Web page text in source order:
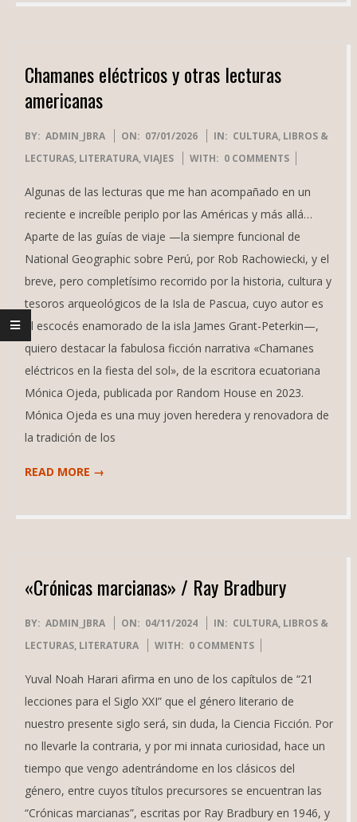
Chamanes eléctricos y otras lecturas
americanas
2026-
01-
BY: ADMIN_JBRA ON: 07/01/2026 IN: CULTURA, LIBROS &
LECTURAS, LITERATURA,VIAJES WITH: 0 COMMENTS
Algunas de las lecturas que me han acompañado en un
reciente e increíble periplo por las Américas y más allá…
Aparte de las guías de viaje —la siempre funcional de
National Geographic sobre Perú, por Rob Rachowiecki, y el
breve, pero completísimo recorrido por la historia, cultura y
tesoros arqueológicos de la Isla de Pascua, cuyo autor es
el escocés enamorado de la isla James Grant-Peterkin—,
quiero destacar la fabulosa ficción narrativa «Chamanes
eléctricos en la fiesta del sol», de la escritora ecuatoriana
Mónica Ojeda, publicada por Random House en 2023.
Mónica Ojeda es una muy joven heredera y renovadora de
la tradición de los
READ MORE →
«Crónicas marcianas» / Ray Bradbury
2024-
11-
BY: ADMIN_JBRA ON: 04/11/2024 IN: CULTURA, LIBROS &
LECTURAS, LITERATURA WITH: 0 COMMENTS
Yuval Noah Harari afirma en uno de los capítulos de “21
lecciones para el Siglo XXI” que el género literario de
nuestro presente siglo será, sin duda, la Ciencia Ficción. Por
no llevarle la contraria, y por mi innata curiosidad, hace un
tiempo que vengo adentrándome en los clásicos del
género, entre cuyos títulos precursores se encuentran las
“Crónicas marcianas”, escritas por Ray Bradbury en 1946, y